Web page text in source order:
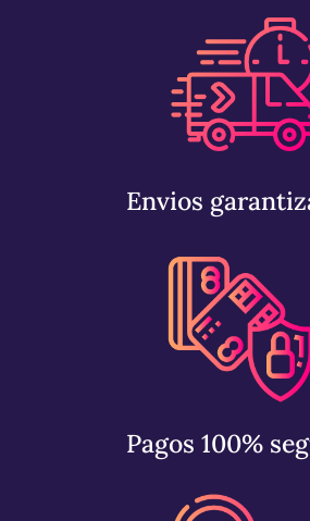
Envios
Pagos 100%